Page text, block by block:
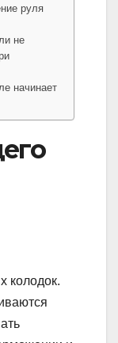
руля
не
начинает
колодок.